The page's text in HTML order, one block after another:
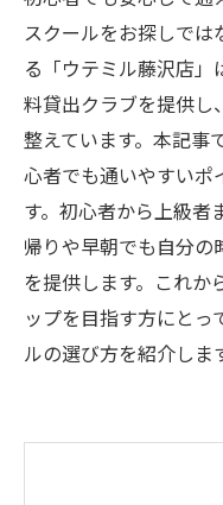
スクールをお探しでは
る「ウテミル藤沢店
料貸出クラブを提供し
整えています。本記事
心者でも通いやすいポ
す。初心者から上級者
帰りや早朝でも自分
を提供します。これか
ップを目指す方にとっ
ルの選び方を紹介しま